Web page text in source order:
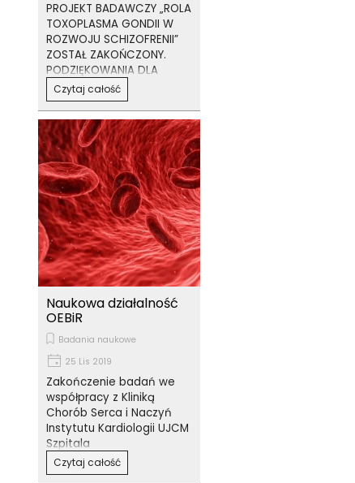
PROJEKT BADAWCZY „ROLA
TOXOPLASMA GONDII W
ROZWOJU SCHIZOFRENII”
ZOSTAŁ ZAKOŃCZONY.
PODZIĘKOWANIA DLA
WSZYSTKICH, KTÓRZY
WSPOMOGLI JEGO
REALIZACJĘ.
Czytaj całość
Naukowa działalność
OEBiR
Badania naukowe
25 Lis 2019
Zakończenie badań we
współpracy z Kliniką
Chorób Serca i Naczyń
Instytutu Kardiologii UJCM
Szpitala
Specjalistycznego im.
Jana Pawła II w Krakowie
Czytaj całość